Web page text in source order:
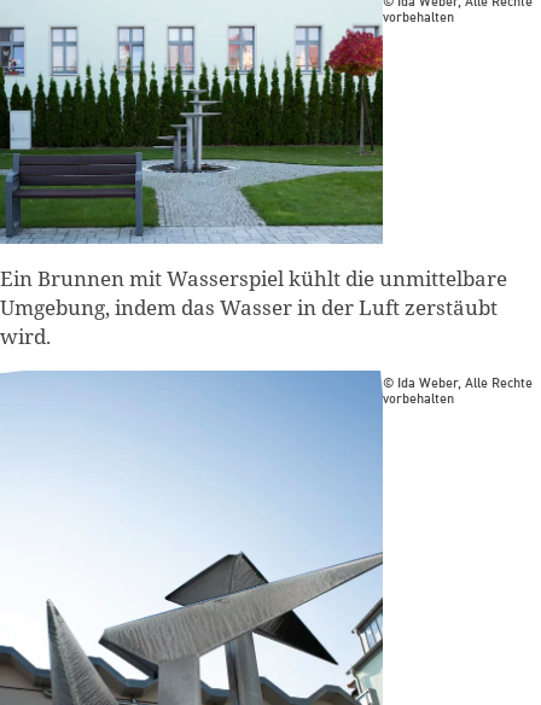
vorbehalten
Ein Brunnen mit Wasserspiel kühlt die unmittelbare
Umgebung, indem das Wasser in der Luft zerstäubt
wird.
© Ida Weber, Alle Rechte
vorbehalten
Zum Warenkorb